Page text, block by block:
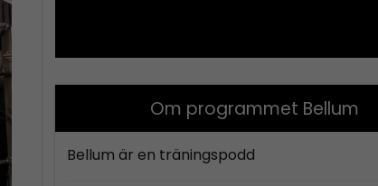
Om programmet Bellum
Bellum är en träningspodd